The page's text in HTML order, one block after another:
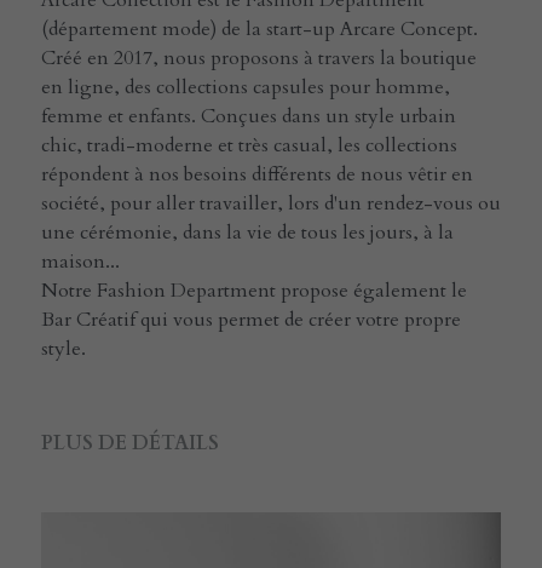
(département mode) de la start-up Arcare Concept.
Créé en 2017, nous proposons à travers la boutique
en ligne, des collections capsules pour homme,
femme et enfants. Conçues dans un style urbain
chic, tradi-moderne et très casual, les collections
répondent à nos besoins différents de nous vêtir en
société, pour aller travailler, lors d'un rendez-vous ou
une cérémonie, dans la vie de tous les jours, à la
maison...
Notre Fashion Department propose également le
Bar Créatif qui vous permet de créer votre propre
style.
PLUS DE DÉTAILS